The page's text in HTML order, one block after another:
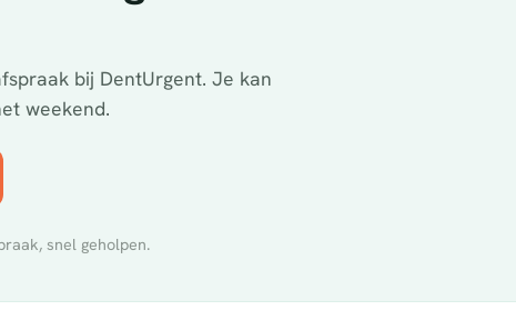
bij DentUrgent. Je kan
weekend.
snel geholpen.